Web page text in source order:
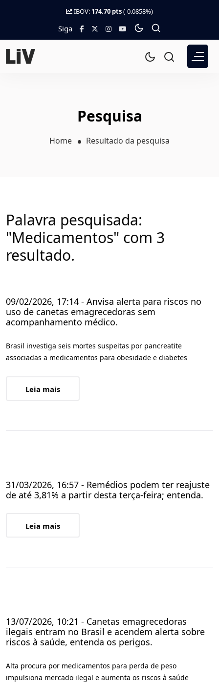
IBOV: 174.70 pts(-0.0858%)
Siga
Pesquisa
Home Resultado da pesquisa
Palavra pesquisada:
"Medicamentos" com 3
resultado.
09/02/2026, 17:14 - Anvisa alerta para riscos no
uso de canetas emagrecedoras sem
acompanhamento médico.
Brasil investiga seis mortes suspeitas por pancreatite
associadas a medicamentos para obesidade e diabetes
Leia mais
31/03/2026, 16:57 - Remédios podem ter reajuste
de até 3,81% a partir desta terça-feira; entenda.
Leia mais
13/07/2026, 10:21 - Canetas emagrecedoras
ilegais entram no Brasil e acendem alerta sobre
riscos à saúde, entenda os perigos.
Alta procura por medicamentos para perda de peso
impulsiona mercado ilegal e aumenta os riscos à saúde